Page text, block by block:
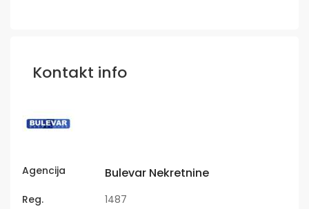
Kontakt info
Agencija Bulevar Nekretnine
Reg.
1487